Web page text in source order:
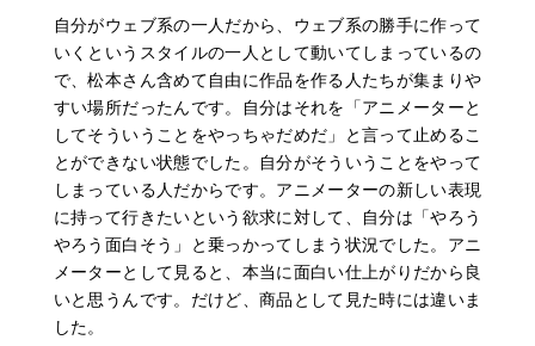
自分がウェブ系の一人だから、ウェブ系の勝手に作って
いくというスタイルの一人として動いてしまっているの
で、松本さん含めて自由に作品を作る人たちが集まりや
すい場所だったんです。自分はそれを「アニメーターと
してそういうことをやっちゃだめだ」と言って止めるこ
とができない状態でした。自分がそういうことをやって
しまっている人だからです。アニメーターの新しい表現
に持って行きたいという欲求に対して、自分は「やろう
やろう面白そう」と乗っかってしまう状況でした。アニ
メーターとして見ると、本当に面白い仕上がりだから良
いと思うんです。だけど、商品として見た時には違いま
した。